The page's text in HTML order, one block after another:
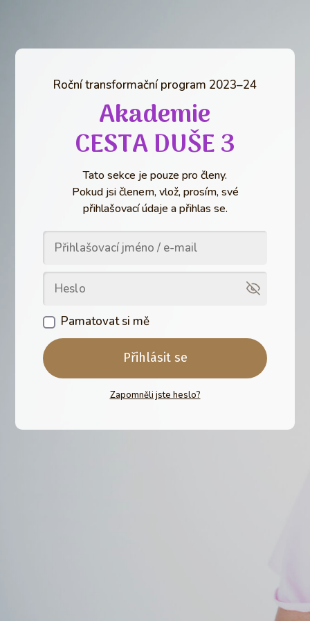
Roční transformační program 2023–24
Akademie
CESTA DUŠE 3
Tato sekce je pouze pro členy.
Pokud jsi členem, vlož, prosím, své
přihlašovací údaje a přihlas se.
Pamatovat si mě
Přihlásit se
Zapomněli jste heslo?